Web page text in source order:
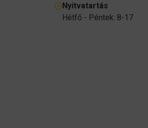
Nyitvatartás
Hétfő - Péntek: 8-17